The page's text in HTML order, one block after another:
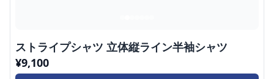
ストライプシャツ 立体縦ライン半袖シャツ
¥9,100